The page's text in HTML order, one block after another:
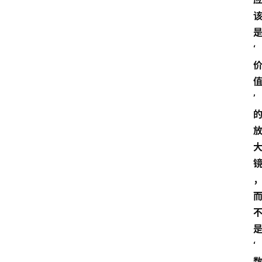
该
是
‘
价
值
’
的
放
大
镜
，
而
不
是
‘